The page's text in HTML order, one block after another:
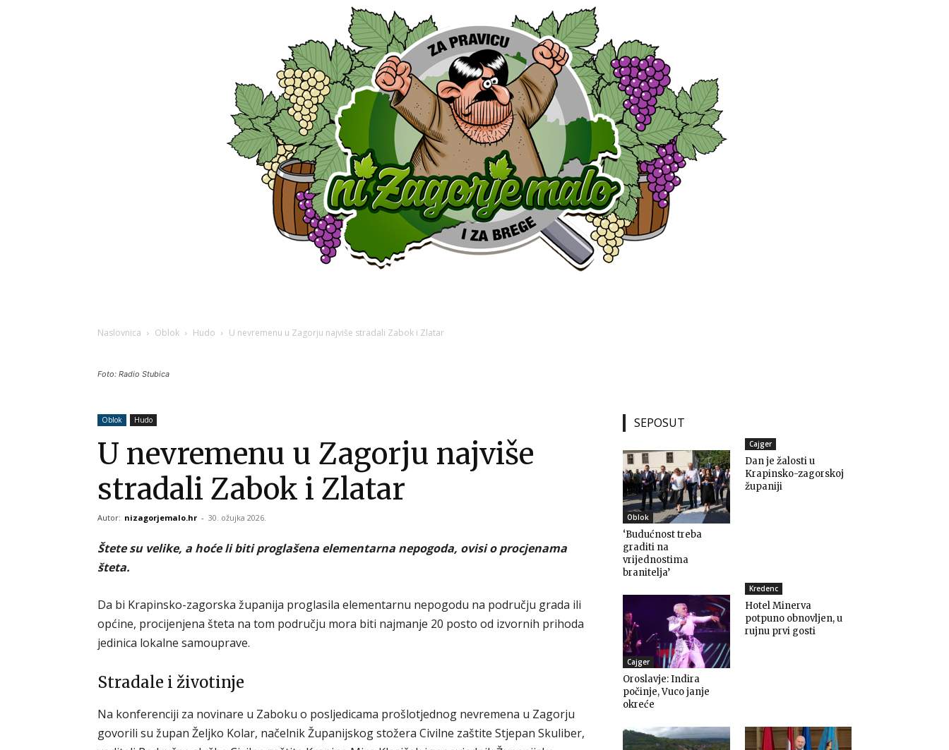
Naslovnica Oblok Hudo U nevremenu u Zagorju najviše stradali Zabok i Zlatar
Foto: Radio Stubica
Oblok Hudo
U nevremenu u Zagorju najviše
stradali Zabok i Zlatar
Autor: nizagorjemalo.hr - 30. ožujka 2026.
Štete su velike, a hoće li biti proglašena elementarna nepogoda, ovisi o procjenama
šteta.
Da bi Krapinsko-zagorska županija proglasila elementarnu nepogodu na području grada ili
općine, procijenjena šteta na tom području mora biti najmanje 20 posto od izvornih prihoda
jedinica lokalne samouprave.
Stradale i životinje
Na konferenciji za novinare u Zaboku o posljedicama prošlotjednog nevremena u Zagorju
govorili su župan Željko Kolar, načelnik Županijskog stožera Civilne zaštite Stjepan Skuliber,
SEPOSUT
Oblok
‘Budućnost treba
graditi na
vrijednostima
branitelja’
Cajger
Dan je žalosti u
Krapinsko-zagorskoj
županiji
Cajger
Oroslavje: Indira
počinje, Vuco janje
okreće
Kredenc
Hotel Minerva
potpuno obnovljen, u
rujnu prvi gosti